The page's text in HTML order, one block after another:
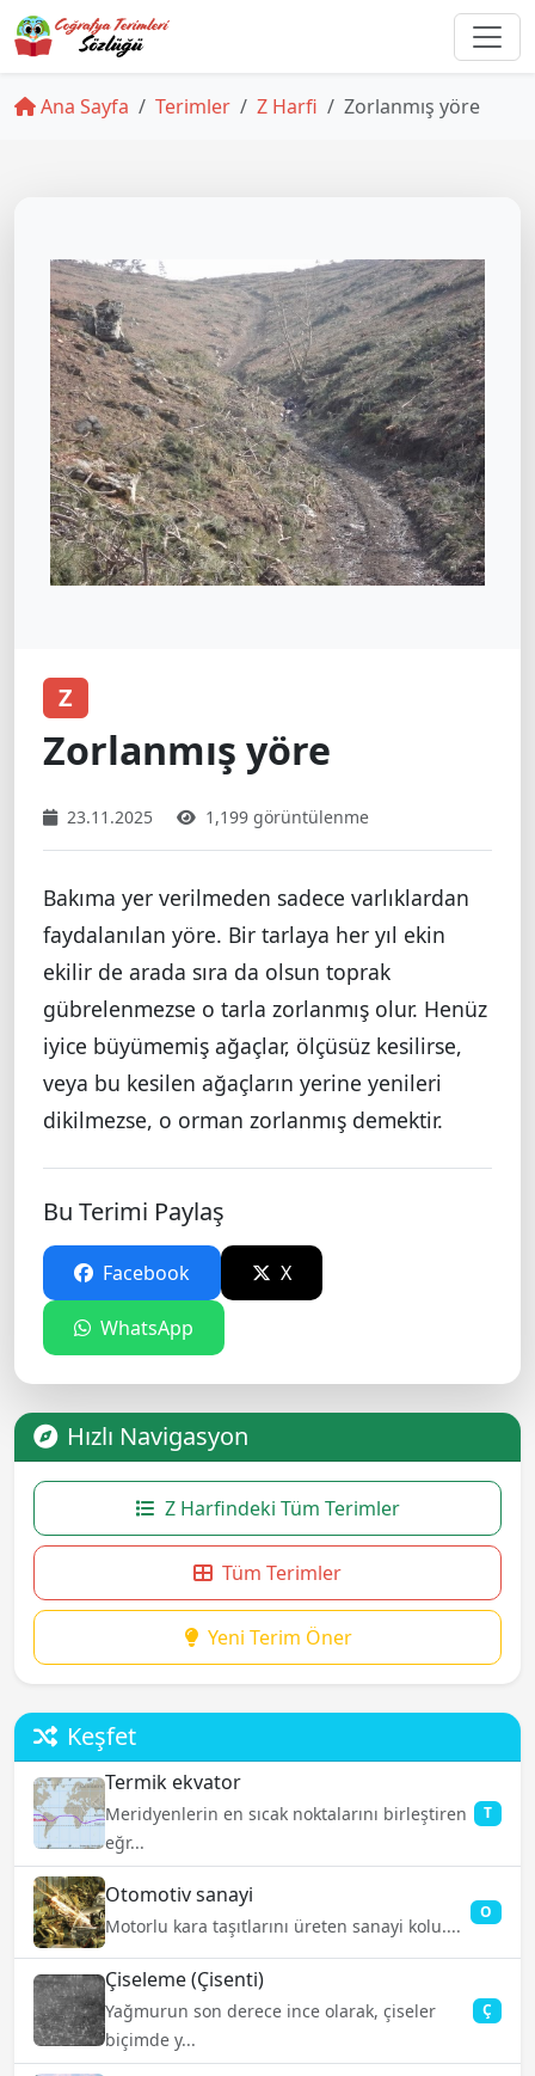
Ana Sayfa Terimler Z Harfi Zorlanmış yöre
Z
Zorlanmış yöre
23.11.2025 1,199 görüntülenme
Bakıma yer verilmeden sadece varlıklardan
faydalanılan yöre. Bir tarlaya her yıl ekin
ekilir de arada sıra da olsun toprak
gübrelenmezse o tarla zorlanmış olur. Henüz
iyice büyümemiş ağaçlar, ölçüsüz kesilirse,
veya bu kesilen ağaçların yerine yenileri
dikilmezse, o orman zorlanmış demektir.
Bu Terimi Paylaş
Facebook X
WhatsApp
Hızlı Navigasyon
Z Harfindeki Tüm Terimler
Tüm Terimler
Yeni Terim Öner
Keşfet
Termik ekvator
Meridyenlerin en sıcak noktalarını birleştiren
eğr...
T
Otomotiv sanayi
Motorlu kara taşıtlarını üreten sanayi kolu....
O
Çiseleme (Çisenti)
Yağmurun son derece ince olarak, çiseler
biçimde y...
Ç